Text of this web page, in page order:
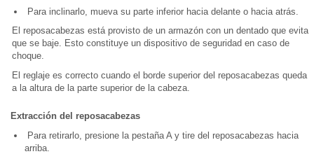
Para inclinarlo, mueva su parte inferior hacia delante o hacia atrás.
El reposacabezas está provisto de un armazón con un dentado que evita
que se baje. Esto constituye un dispositivo de seguridad en caso de
choque.
El reglaje es correcto cuando el borde superior del reposacabezas queda
a la altura de la parte superior de la cabeza.
Extracción del reposacabezas
Para retirarlo, presione la pestaña A y tire del reposacabezas hacia
arriba.